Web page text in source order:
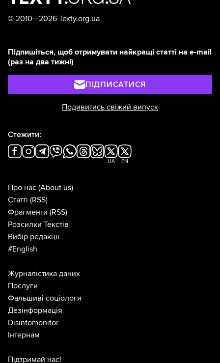
© 2010—2026 Texty.org.ua
Підпишіться, щоб отримувати найкращі статті на e-mail
(раз на два тижні)
ПІДПИСАТИСЯ
Подивитись свіжий випуск
Стежити:
UA EN
Про нас (About us)
Статті (RSS)
Фрагменти (RSS)
Розсилки Текстів
Вибір редакції
#English
Журналістика даних
Послуги
Фальшиві соціологи
Дезінформація
Disinfomonitor
Інтернам
Підтримай нас!